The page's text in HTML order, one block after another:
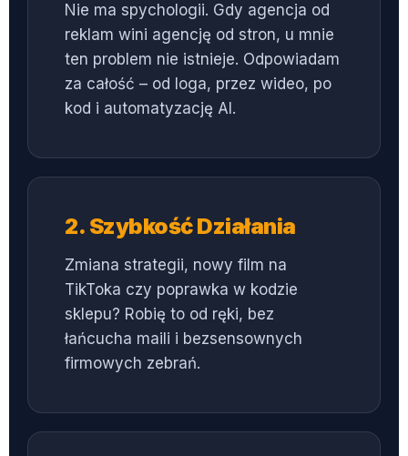
Nie ma spychologii. Gdy agencja od
reklam wini agencję od stron, u mnie
ten problem nie istnieje. Odpowiadam
za całość – od loga, przez wideo, po
kod i automatyzację AI.
2. Szybkość Działania
Zmiana strategii, nowy film na
TikToka czy poprawka w kodzie
sklepu? Robię to od ręki, bez
łańcucha maili i bezsensownych
firmowych zebrań.